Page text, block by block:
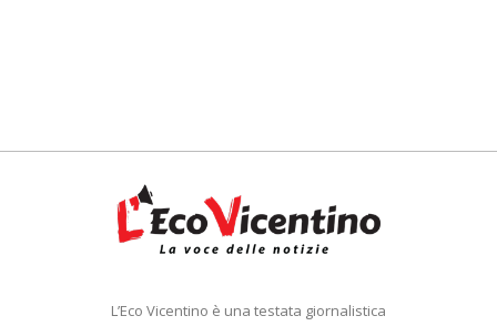
L’Eco Vicentino è una testata giornalistica